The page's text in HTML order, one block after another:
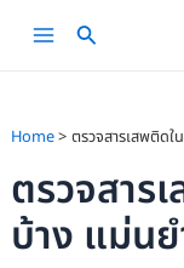
Main
Home ตรวจสารเสพติดใ
ตรวจสาร
บ้าง แม่นย